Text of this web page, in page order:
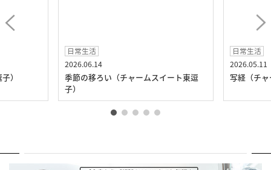
）
日常生活
2026.06.14
季節の移ろい（チャームスイート東逗
子）
日常生活
2026.05.11
写経（チ